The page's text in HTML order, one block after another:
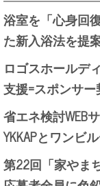
浴室を「心身回
た新入浴法を提
ロゴスホールデ
支援=スポンサ
省エネ検討WEB
YKKAPとワンビ
第22回「家やま